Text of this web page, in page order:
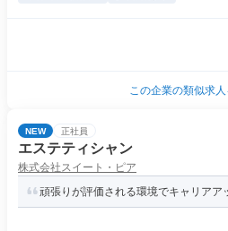
この企業の類似求
NEW 正社員
エステティシャン
株式会社スイート・ピア
頑張りが評価される環境でキャリアア